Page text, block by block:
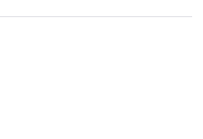
lorrain), sans oublier le
à l'aéroport pour m'amener
de la ville. L'unique
entrée dans ce petit coin de
ni d'en partir.